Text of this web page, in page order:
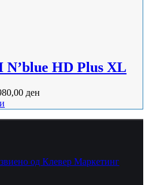
N’blue HD Plus XL
ден
од Клевер Маркетинг